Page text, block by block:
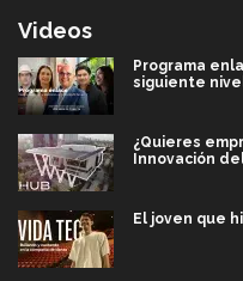
Videos
Programa
siguiente
¿Quieres
Innovación
El joven que